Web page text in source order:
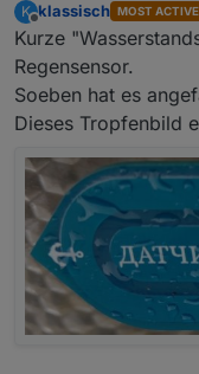
K
Offline
klassisch MOST ACTIVE
Kurze
Regensensor.
Soeben hat es
Dieses Tropfenbild